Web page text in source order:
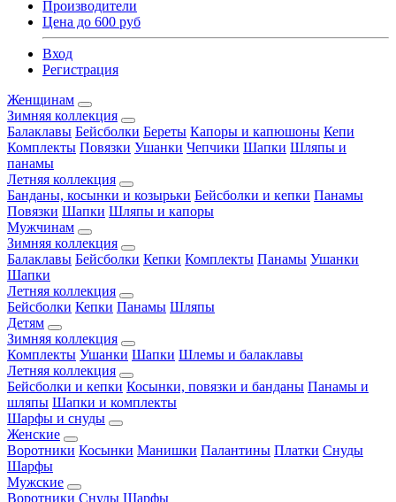
Производители
Цена до 600 руб
Вход
Регистрация
Женщинам
Зимняя коллекция
Балаклавы Бейсболки Береты Капоры и капюшоны Кепи
Комплекты Повязки Ушанки Чепчики Шапки Шляпы и
панамы
Летняя коллекция
Банданы, косынки и козырьки Бейсболки и кепки Панамы
Повязки Шапки Шляпы и капоры
Мужчинам
Зимняя коллекция
Балаклавы Бейсболки Кепки Комплекты Панамы Ушанки
Шапки
Летняя коллекция
Бейсболки Кепки Панамы Шляпы
Детям
Зимняя коллекция
Комплекты Ушанки Шапки Шлемы и балаклавы
Летняя коллекция
Бейсболки и кепки Косынки, повязки и банданы Панамы и
шляпы Шапки и комплекты
Шарфы и снуды
Женские
Воротники Косынки Манишки Палантины Платки Снуды
Шарфы
Мужские
Воротники Снуды Шарфы